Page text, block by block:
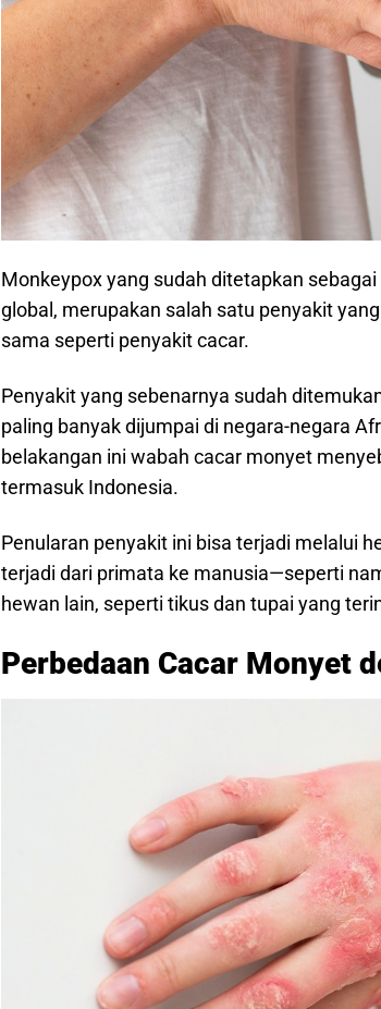
Monkeypox yang sudah ditetapkan
global, merupakan salah satu penyakit
sama seperti penyakit cacar.
Penyakit yang sebenarnya sudah
paling banyak dijumpai di negara-negara
belakangan ini wabah cacar monyet
termasuk Indonesia.
Penularan penyakit ini bisa terjadi melalui
terjadi dari primata ke manusia—seperti
hewan lain, seperti tikus dan tupai yang
Perbedaan Cacar Monyet